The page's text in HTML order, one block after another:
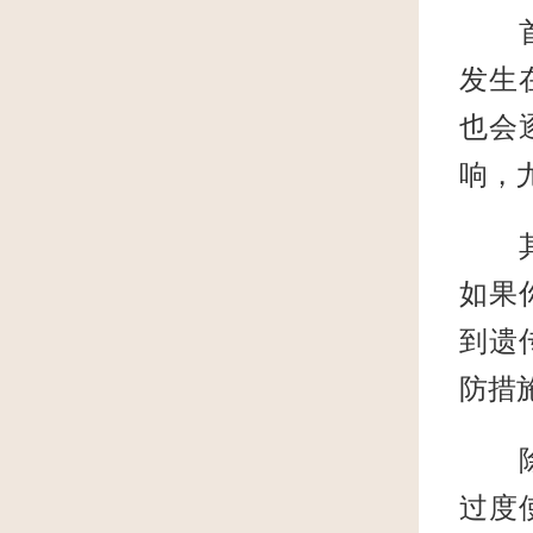
首
发生
也会
响，
其
如果
到遗
防措
除
过度